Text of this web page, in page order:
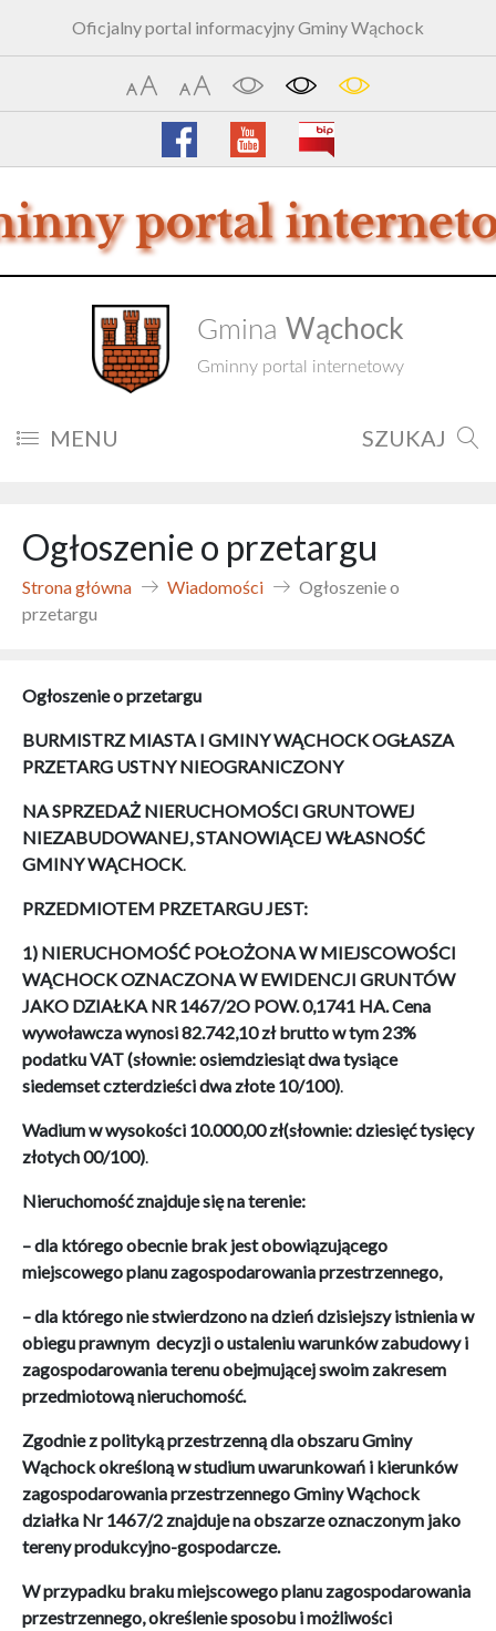
Oficjalny portal informacyjny Gminy Wąchock
Gmina Wąchock
Gminny portal internetowy
MENU SZUKAJ
Ogłoszenie o przetargu
Strona główna Wiadomości
Ogłoszenie o
przetargu
Ogłoszenie o przetargu
BURMISTRZ MIASTA I GMINY WĄCHOCKOGŁASZA
PRZETARG USTNY NIEOGRANICZONY
NA SPRZEDAŻ NIERUCHOMOŚCI GRUNTOWEJ
NIEZABUDOWANEJ, STANOWIĄCEJ WŁASNOŚĆ
GMINY WĄCHOCK.
PRZEDMIOTEM PRZETARGU JEST:
1) NIERUCHOMOŚĆ POŁOŻONA W MIEJSCOWOŚCI
WĄCHOCK OZNACZONA W EWIDENCJI GRUNTÓW
JAKO DZIAŁKA NR 1467/2O POW. 0,1741 HA.Cena
wywoławcza wynosi 82.742,10 zł brutto w tym 23%
podatku VAT(słownie: osiemdziesiąt dwa tysiące
siedemset czterdzieści dwa złote 10/100).
Wadium w wysokości 10.000,00 zł(słownie: dziesięć tysięcy
złotych 00/100).
Nieruchomość znajduje się na terenie:
– dla którego obecnie brak jest obowiązującego
miejscowego planu zagospodarowania przestrzennego,
– dla którego nie stwierdzono na dzień dzisiejszy istnienia w
obiegu prawnym decyzji o ustaleniu warunków zabudowy i
zagospodarowania terenu obejmującej swoim zakresem
przedmiotową nieruchomość.
Zgodnie z polityką przestrzenną dla obszaru Gminy
Wąchock określoną w studium uwarunkowań i kierunków
zagospodarowania przestrzennego Gminy Wąchock
działka Nr 1467/2 znajduje na obszarze oznaczonym jako
tereny produkcyjno-gospodarcze.
W przypadku braku miejscowego planu zagospodarowania
przestrzennego, określenie sposobu i możliwości